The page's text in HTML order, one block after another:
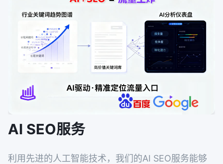
AI SEO服务
利用先进的人工智能技术，我们的AI SEO服务能够